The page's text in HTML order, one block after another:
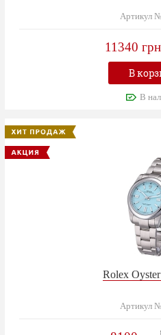
Артикул
11340 грн
В
В
Rolex
Артикул